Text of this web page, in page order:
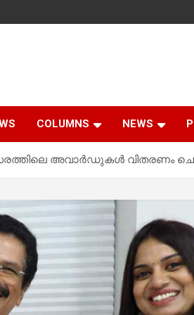
COLUMNS NEWS
അവാർഡുകൾ വിതരണം